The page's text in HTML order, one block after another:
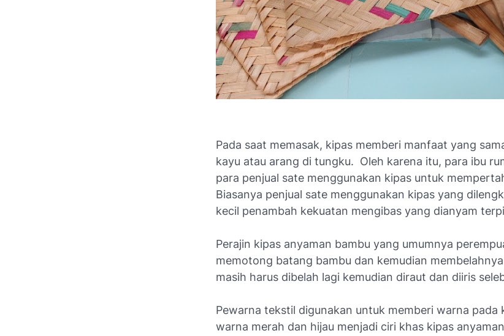
Pada saat memasak, kipas memberi manfaat yang
kayu atau arang di tungku. Oleh karena itu, para ibu
para penjual sate menggunakan kipas untuk
Biasanya penjual sate menggunakan kipas yang
kecil penambah kekuatan mengibas yang dianyam
Perajin kipas anyaman bambu yang umumnya
memotong batang bambu dan kemudian
masih harus dibelah lagi kemudian diraut dan diiris
Pewarna tekstil digunakan untuk memberi warna pada
warna merah dan hijau menjadi ciri khas kipas